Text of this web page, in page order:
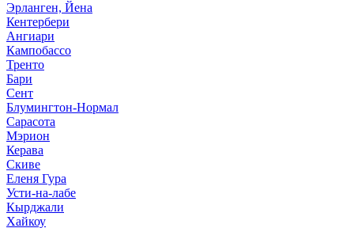
Эрланген, Йена
Кентербери
Ангиари
Кампобассо
Тренто
Бари
Сент
Блумингтон-Нормал
Сарасота
Мэрион
Керава
Скиве
Еленя Гура
Усти-на-лабе
Кырджали
Хайкоу